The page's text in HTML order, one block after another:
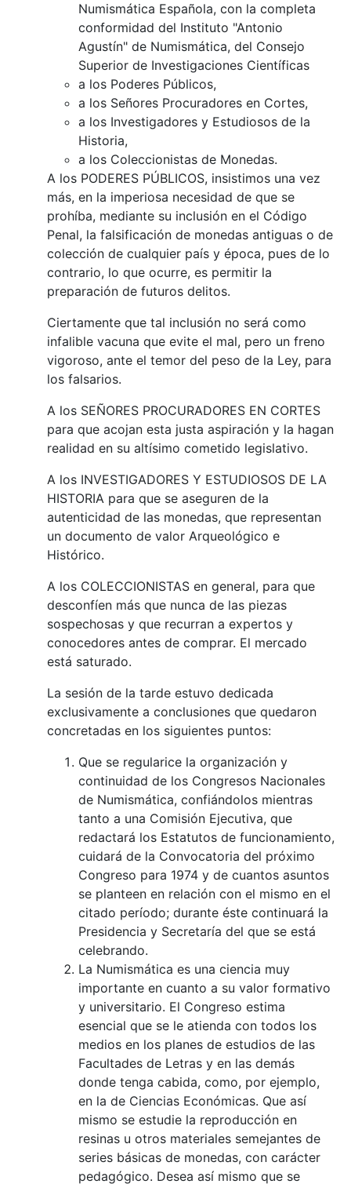
Numismática Española, con la completa
conformidad del Instituto "Antonio
Agustín" de Numismática, del Consejo
Superior de Investigaciones Científicas
a los Poderes Públicos,
a los Señores Procuradores en Cortes,
a los Investigadores y Estudiosos de la
Historia,
a los Coleccionistas de Monedas.
A los PODERES PÚBLICOS, insistimos una vez
más, en la imperiosa necesidad de que se
prohíba, mediante su inclusión en el Código
Penal, la falsificación de monedas antiguas o de
colección de cualquier país y época, pues de lo
contrario, lo que ocurre, es permitir la
preparación de futuros delitos.
Ciertamente que tal inclusión no será como
infalible vacuna que evite el mal, pero un freno
vigoroso, ante el temor del peso de la Ley, para
los falsarios.
A los SEÑORES PROCURADORES EN CORTES
para que acojan esta justa aspiración y la hagan
realidad en su altísimo cometido legislativo.
A los INVESTIGADORES Y ESTUDIOSOS DE LA
HISTORIA para que se aseguren de la
autenticidad de las monedas, que representan
un documento de valor Arqueológico e
Histórico.
A los COLECCIONISTAS en general, para que
desconfíen más que nunca de las piezas
sospechosas y que recurran a expertos y
conocedores antes de comprar. El mercado
está saturado.
La sesión de la tarde estuvo dedicada
exclusivamente a conclusiones que quedaron
concretadas en los siguientes puntos:
Que se regularice la organización y
continuidad de los Congresos Nacionales
de Numismática, confiándolos mientras
tanto a una Comisión Ejecutiva, que
redactará los Estatutos de funcionamiento,
cuidará de la Convocatoria del próximo
Congreso para 1974 y de cuantos asuntos
se planteen en relación con el mismo en el
citado período; durante éste continuará la
Presidencia y Secretaría del que se está
celebrando.
La Numismática es una ciencia muy
importante en cuanto a su valor formativo
y universitario. El Congreso estima
esencial que se le atienda con todos los
medios en los planes de estudios de las
Facultades de Letras y en las demás
donde tenga cabida, como, por ejemplo,
en la de Ciencias Económicas. Que así
mismo se estudie la reproducción en
resinas u otros materiales semejantes de
series básicas de monedas, con carácter
pedagógico. Desea así mismo que se